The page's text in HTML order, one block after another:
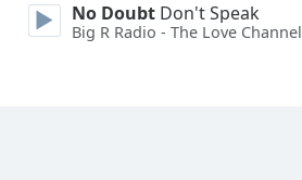
No Doubt Don't Speak
Big R Radio - The Love Channel